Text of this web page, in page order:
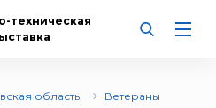
техническая
область Ветераны